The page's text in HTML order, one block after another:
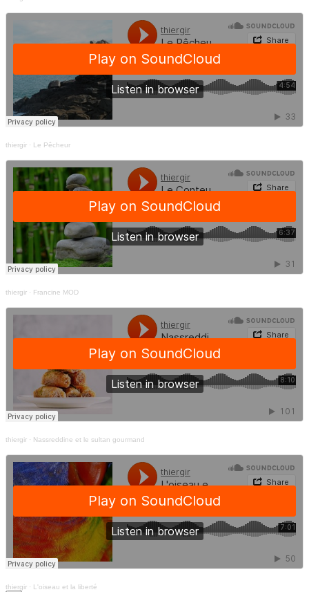
thiergir · Le Pêcheur
thiergir · Francine MOD
thiergir · Nassreddine et le sultan gourmand
thiergir · L'oiseau et la liberté